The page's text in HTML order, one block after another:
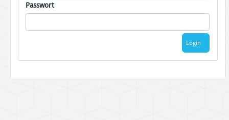
Passwort